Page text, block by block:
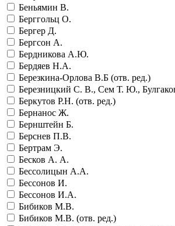
Беньямин В.
Берггольц О.
Бергер Д.
Бергсон А.
Бердникова А.Ю.
Бердяев Н.А.
Березкина-Орлова В.Б (отв. ред.)
Березницкий С. В., Сем Т. Ю.,
Беркутов Р.Н. (отв. ред.)
Бернанос Ж.
Бернштейн Б.
Берснев П.В.
Бертрам Э.
Бесков А. А.
Бессолицын А.А.
Бессонов И.
Бессонов И.А.
Бибиков М.В.
Бибиков М.В. (отв. ред.)